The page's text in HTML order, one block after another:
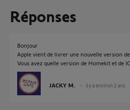
Réponses
Bonjour
Apple vient de livrer une nouvelle version
Vous avez quelle version de Homekit et de
JACKY M. il y a environ 2 ans